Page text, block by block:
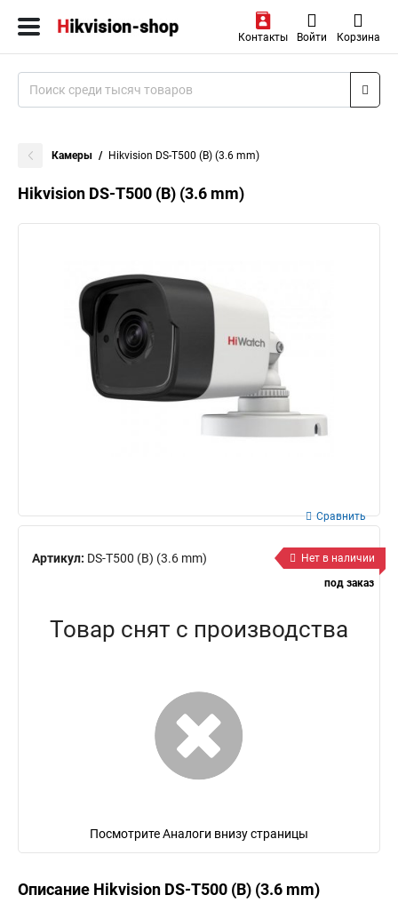
Контакты Войти Корзина
Камеры Hikvision DS-T500 (B) (3.6 mm)
Hikvision DS-T500 (B) (3.6 mm)
Артикул: DS-T500 (B) (3.6 mm)
Сравнить
Нет в наличии
под заказ
Товар снят с производства
Посмотрите Аналоги внизу страницы
Описание Hikvision DS-T500 (B) (3.6 mm)